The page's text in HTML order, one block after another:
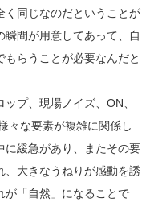
く同じなのだということが
間が用意してあって、自
らうことが必要なんだと
プ、現場ノイズ、ON、
々な要素が複雑に関係し
に緩急があり、またその要
、大きなうねりが感動を誘
が「自然」になることで